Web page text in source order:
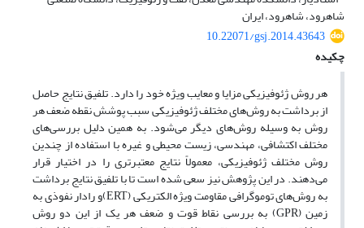
شاهرود، شاهرود، ایران
10.22071/gsj.2014.43643
چکیده
هر روش ژئوفیزیکی مزایا و معایب ویژه خود را دارد. تلفیق نتایج حاصل
از برداشت به روش‌های مختلف ژئوفیزیکی سبب پوشش نقطه ضعف هر
روش به وسیله روش‌های دیگر می‌شود. به همین دلیل بررسی‌های
مختلف اکتشافی، مهندسی، زیست محیطی و غیره با استفاده از چندین
روش مختلف ژئوفیزیکی، معمولاً نتایج معتبرتری را در اختیار قرار
می‌دهند. در این پژوهش نیز سعی شده است تا با تلفیق نتایج برداشت
به روش‌های توموگرافی مقاومت ویژه الکتریکی (ERT)و رادار نفوذی به
زمین (GPR) به بررسی نقاط قوت و ضعف هر یک از این دو روش‌